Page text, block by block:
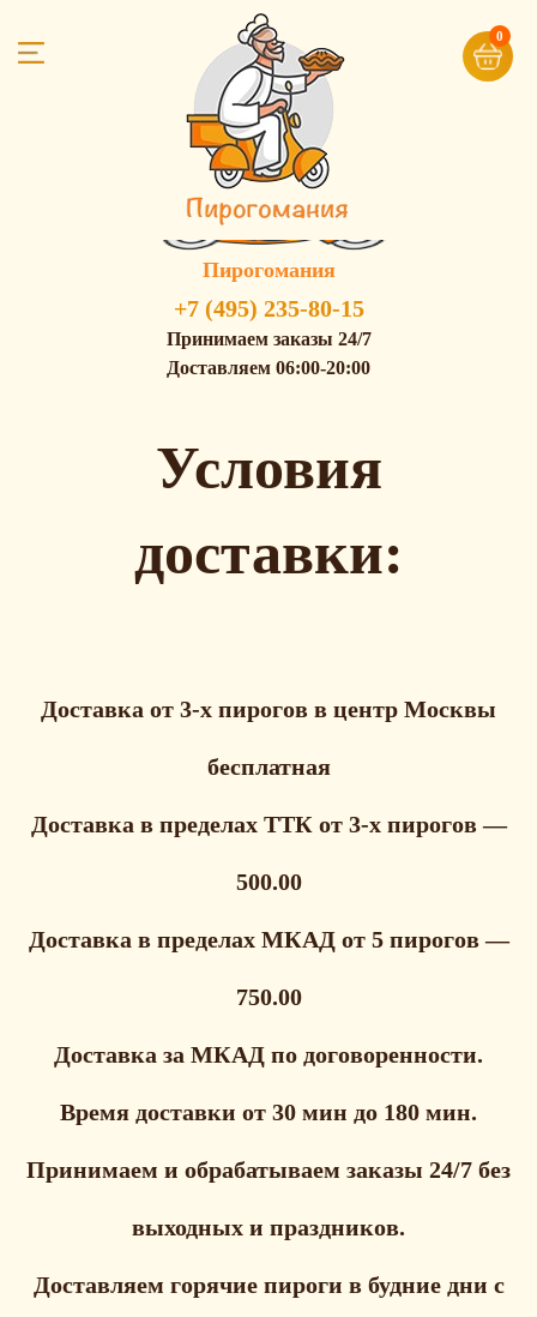
Пирогомания
+7 (495) 235-80-15
Принимаем заказы 24/7
Доставляем 06:00-20:00
Условия
доставки:
Доставка от 3-х пирогов в центр Москвы
бесплатная
Доставка в пределах ТТК от 3-х пирогов —
500.00
Доставка в пределах МКАД от 5 пирогов —
750.00
Доставка за МКАД по договоренности.
Время доставки от 30 мин до 180 мин.
Принимаем и обрабатываем заказы 24/7 без
выходных и праздников.
Доставляем горячие пироги в будние дни с
0